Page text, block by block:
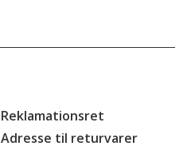
Reklamationsret
Adresse til returvarer